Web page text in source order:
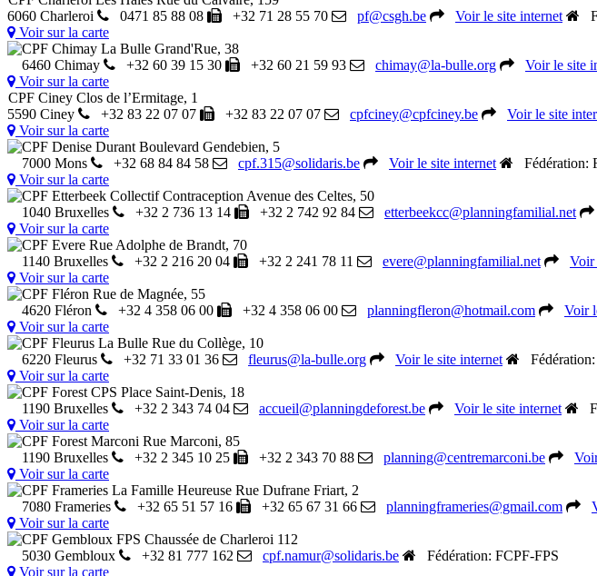
6060 Charleroi
0471 85 88 08 +32 71 28 55 70 pf@csgh.be Voir le site internet
Voir sur la carte
CPF Chimay La Bulle Grand'Rue, 38
6460 Chimay
+32 60 39 15 30 +32 60 21 59 93 chimay@la-bulle.org Voir le site
Voir sur la carte
CPF Ciney Clos de l’Ermitage, 1
5590 Ciney
+32 83 22 07 07 +32 83 22 07 07 cpfciney@cpfciney.be Voir le site
Voir sur la carte
CPF Denise Durant Boulevard Gendebien, 5
7000 Mons
+32 68 84 84 58 cpf.315@solidaris.be Voir le site internet Fédération:
Voir sur la carte
CPF Etterbeek Collectif Contraception Avenue des Celtes, 50
1040 Bruxelles
+32 2 736 13 14 +32 2 742 92 84 etterbeekcc@planningfamilial.net
Voir sur la carte
CPF Evere Rue Adolphe de Brandt, 70
1140 Bruxelles
+32 2 216 20 04 +32 2 241 78 11 evere@planningfamilial.net Voir
Voir sur la carte
CPF Fléron Rue de Magnée, 55
4620 Fléron
+32 4 358 06 00 +32 4 358 06 00 planningfleron@hotmail.com Voir
Voir sur la carte
CPF Fleurus La Bulle Rue du Collège, 10
6220 Fleurus
+32 71 33 01 36 fleurus@la-bulle.org Voir le site internet
Voir sur la carte
CPF Forest CPS Place Saint-Denis, 18
1190 Bruxelles
+32 2 343 74 04 accueil@planningdeforest.be Voir le site internet
Voir sur la carte
CPF Forest Marconi Rue Marconi, 85
1190 Bruxelles
+32 2 345 10 25 +32 2 343 70 88 planning@centremarconi.be
Voir sur la carte
CPF Frameries La Famille Heureuse Rue Dufrane Friart, 2
7080 Frameries
+32 65 51 57 16 +32 65 67 31 66 planningframeries@gmail.com
Voir sur la carte
CPF Gembloux FPS Chaussée de Charleroi 112
5030 Gembloux
+32 81 777 162 cpf.namur@solidaris.be
Fédération: FCPF-FPS
Voir sur la carte